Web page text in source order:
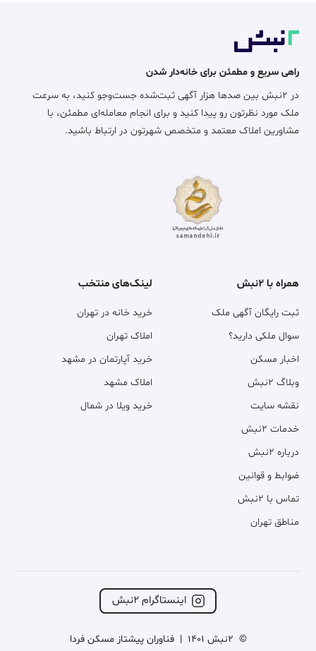
راهی سریع و مطمئن برای خانه‌دار شدن
در ۲نبش بین صدها هزار آگهی ثبت‌شده جست‌وجو کنید، به سرعت
ملک مورد نظرتون رو پیدا کنید و برای انجام معامله‌ای مطمئن، با
مشاورین املاک معتمد و متخصص شهرتون در ارتباط باشید.
همراه با ۲نبش
ثبت رایگان آگهی ملک
سوال ملکی دارید؟
اخبار مسکن
وبلاگ ۲نبش
نقشه سایت
خدمات ۲نبش
درباره ۲نبش
ضوابط و قوانین
تماس با ۲نبش
مناطق تهران
لینک‌های منتخب
خرید خانه در تهران
املاک تهران
خرید آپارتمان در مشهد
املاک مشهد
خرید ویلا در شمال
اینستاگرام ۲نبش
© 2نبش 1401 | فناوران پیشتاز مسکن فردا